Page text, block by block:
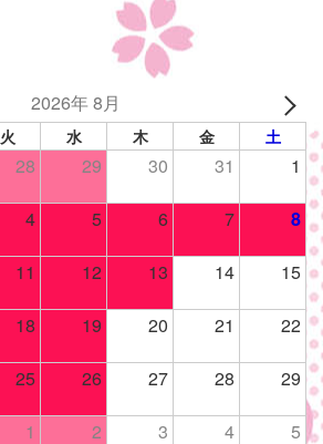
2026年 8月
火 水 木 金 土
28 29 30 31 1
4 5 6 7 8
11 12 13 14 15
18 19 20 21 22
25 26 27 28 29
1 2 3 4 5